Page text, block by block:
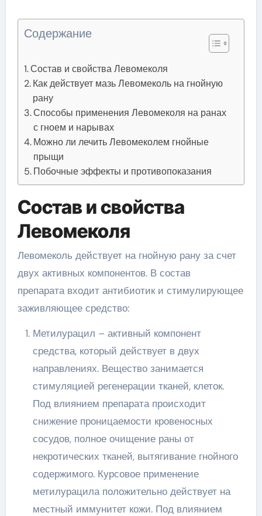
Содержание
Состав и свойства Левомеколя
Как действует мазь Левомеколь на гнойную
рану
Способы применения Левомеколя на ранах
с гноем и нарывах
Можно ли лечить Левомеколем гнойные
прыщи
Побочные эффекты и противопоказания
Состав и свойства
Левомеколя
Левомеколь действует на гнойную рану за счет
двух активных компонентов. В состав
препарата входит антибиотик и стимулирующее
заживляющее средство:
Метилурацил – активный компонент
средства, который действует в двух
направлениях. Вещество занимается
стимуляцией регенерации тканей, клеток.
Под влиянием препарата происходит
снижение проницаемости кровеносных
сосудов, полное очищение раны от
некротических тканей, вытягивание гнойного
содержимого. Курсовое применение
метилурацила положительно действует на
местный иммунитет кожи. Под влиянием